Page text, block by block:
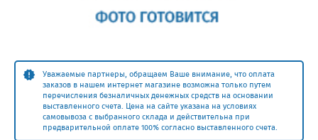
Уважаемые партнеры, обращаем Ваше внимание, что оплата
заказов в нашем интернет магазине возможна только путем
перечисления безналичных денежных средств на основании
выставленного счета. Цена на сайте указана на условиях
самовывоза с выбранного склада и действительна при
предварительной оплате 100% согласно выставленного счета.